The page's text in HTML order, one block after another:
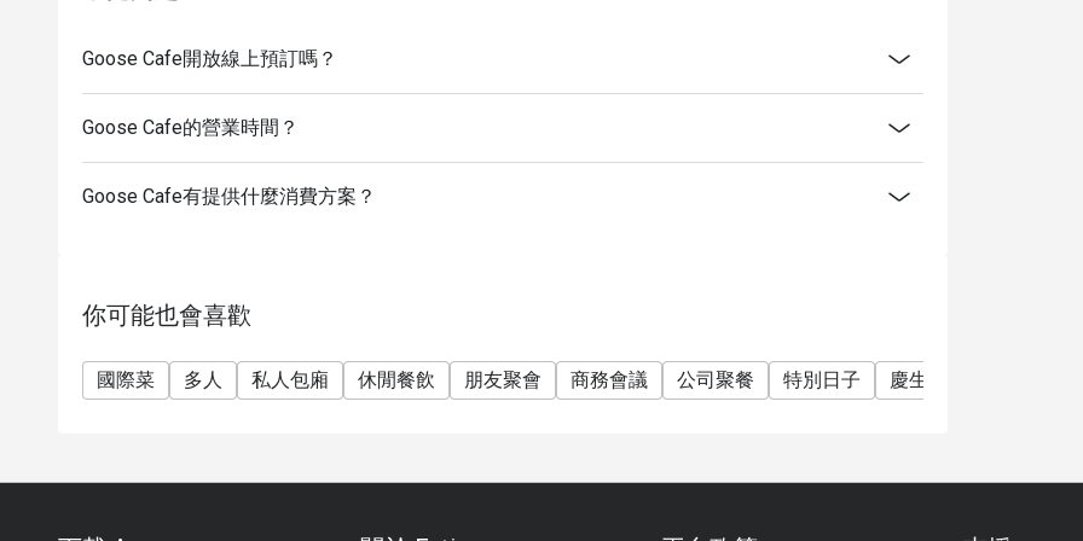
Goose Cafe開放線上預訂嗎？
Goose Cafe的營業時間？
Goose Cafe有提供什麼消費方案？
你可能也會喜歡
國際菜 多人 私人包廂 休閒餐飲 朋友聚會 商務會議 公司聚餐 特別日子 慶生